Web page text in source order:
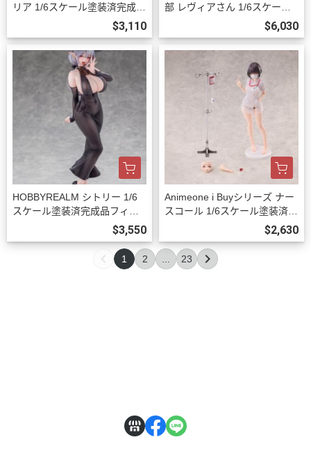
リア 1/6スケール塗装済完成品
フィギュア 預購27年08月102
3
$3,110
部 レヴィアさん 1/6スケール
塗装済完成品フィギュア 豪華
版 預購27年06月1023
$6,030
HOBBYREALM シトリー 1/6
スケール塗装済完成品フィギ
ュア 豪華版 預購27年03月100
9
$3,550
Animeone i Buyシリーズ ナー
スコール 1/6スケール塗装済完
成品フィギュア 初回限定版 預
購26年12月1002
$2,630
1 2 ... 23